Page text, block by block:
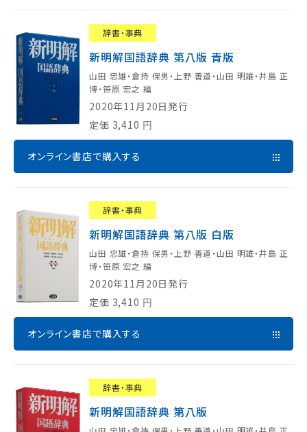
辞書・事典
新明解国語辞典 第八版 青版
山田 忠雄・倉持 保男・上野 善道・山田 明雄・井島 正
博・笹原 宏之 編
2020年11月20日発行
定価 3,410 円
オンライン書店で購入する
辞書・事典
新明解国語辞典 第八版 白版
山田 忠雄・倉持 保男・上野 善道・山田 明雄・井島 正
博・笹原 宏之 編
2020年11月20日発行
定価 3,410 円
オンライン書店で購入する
辞書・事典
新明解国語辞典 第八版